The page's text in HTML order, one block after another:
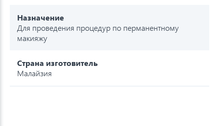
Назначение
Для проведения процедур по перманентному
макияжу
Страна изготовитель
Малайзия